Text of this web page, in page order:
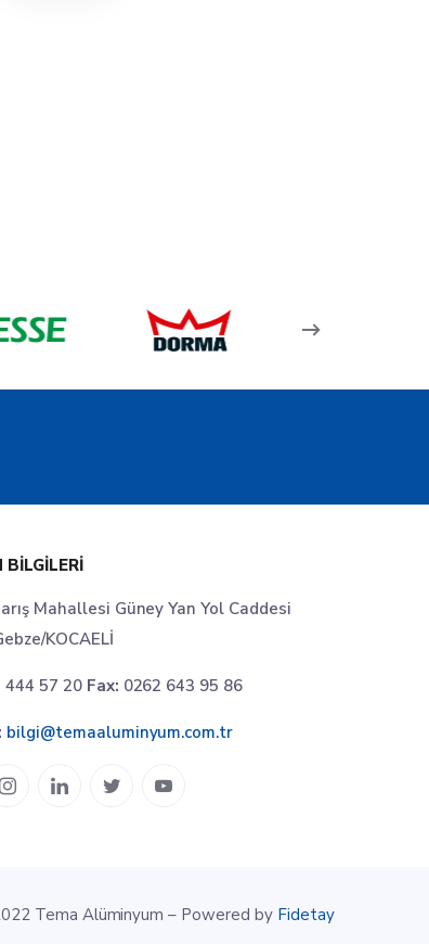
BILGILERI
Mahallesi Güney Yan Yol Caddesi
KOCAELİ
444 57 20 Fax: 0262 643 95 86
bilgi@temaaluminyum.com.tr
Tema Alüminyum – Powered by Fidetay